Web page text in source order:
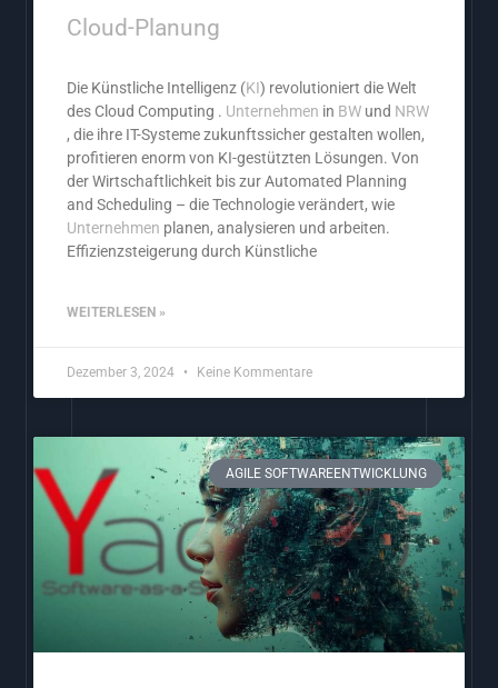
Cloud-Planung
Die Künstliche Intelligenz (KI) revolutioniert die Welt
des Cloud Computing . Unternehmen in BW und NRW
, die ihre IT-Systeme zukunftssicher gestalten wollen,
profitieren enorm von KI-gestützten Lösungen. Von
der Wirtschaftlichkeit bis zur Automated Planning
and Scheduling – die Technologie verändert, wie
Unternehmen planen, analysieren und arbeiten.
Effizienzsteigerung durch Künstliche
WEITERLESEN »
Dezember 3, 2024 Keine Kommentare
AGILE SOFTWAREENTWICKLUNG